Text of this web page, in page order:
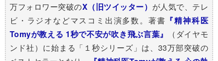
万フォロワー突破の​X（旧ツイッター） が人気で、テレ
ビ・ラジオなどマスコミ出演多数。著書 『精神科医
Tomyが教える 1秒で不安が吹き飛ぶ言葉』
（ダイヤモ
ンド社）に始まる「１秒シリーズ」は、33万部突破の